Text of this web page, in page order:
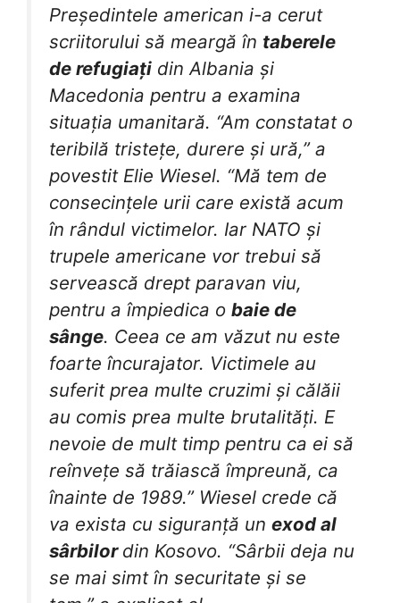
Președintele american i-a cerut
scriitorului să meargă în taberele
de refugiați din Albania și
Macedonia pentru a examina
situația umanitară. “Am constatat o
teribilă tristețe, durere și ură,” a
povestit Elie Wiesel. “Mă tem de
consecințele urii care există acum
în rândul victimelor. Iar NATO și
trupele americane vor trebui să
servească drept paravan viu,
pentru a împiedica o baie de
sânge. Ceea ce am văzut nu este
foarte încurajator. Victimele au
suferit prea multe cruzimi și călăii
au comis prea multe brutalități. E
nevoie de mult timp pentru ca ei să
reînvețe să trăiască împreună, ca
înainte de 1989.” Wiesel crede că
va exista cu siguranță un exod al
sârbilor din Kosovo. “Sârbii deja nu
se mai simt în securitate și se